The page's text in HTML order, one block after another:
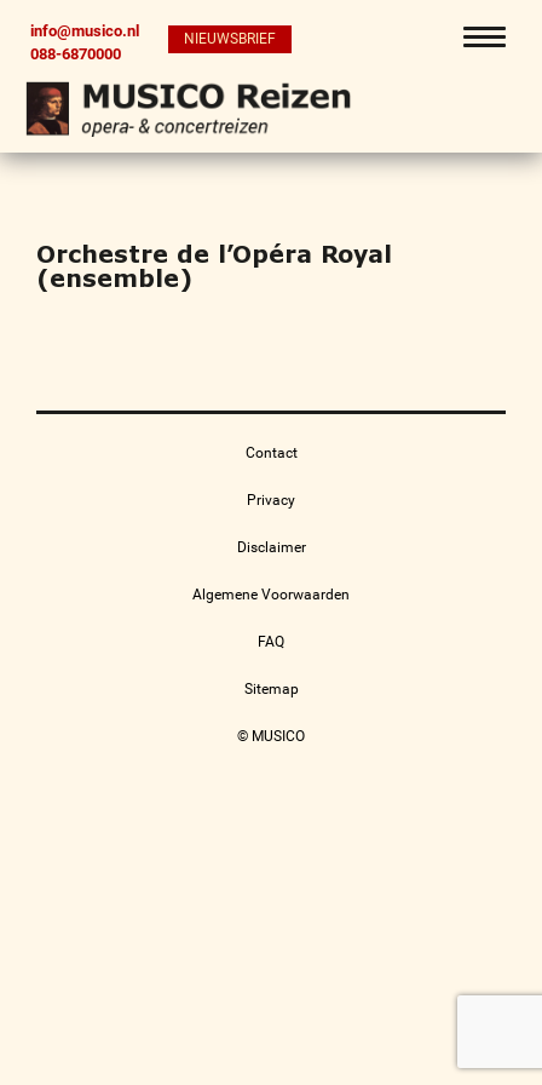
info@musico.nl
088-6870000
NIEUWSBRIEF
Orchestre de l’Opéra Royal
(ensemble)
Contact
Privacy
Disclaimer
Algemene Voorwaarden
FAQ
Sitemap
© MUSICO